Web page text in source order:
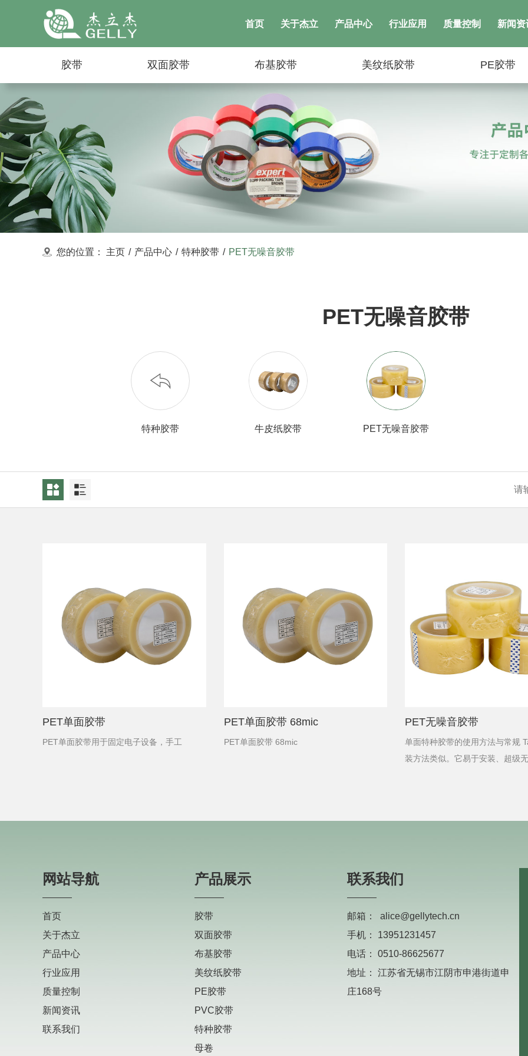
首页 关于杰立 产品中心 行业应用 质量控制 新闻资
胶带 双面胶带 布基胶带 美纹纸胶带 PE胶带
您的位置： 主页 / 产品中心 / 特种胶带 / PET无噪音胶带
PET无噪音胶带
特种胶带 牛皮纸胶带 PET无噪音胶带
PET单面胶带
PET单面胶带用于固定电子设备，手工
PET单面胶带 68mic
PET单面胶带 68mic
PET无噪音胶带
单面特种胶带的使用方法与常规
装方法类似。它易于安装、超级
网站导航
首页
关于杰立
产品中心
行业应用
质量控制
新闻资讯
联系我们
产品展示
胶带
双面胶带
布基胶带
美纹纸胶带
PE胶带
PVC胶带
特种胶带
母卷
联系我们
邮箱：
alice@gellytech.cn
手机：
13951231457
电话：
0510-86625677
地址：
江苏省无锡市江阴市申港街道申
庄168号